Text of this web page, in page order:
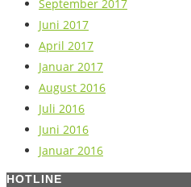
September 2017
Juni 2017
April 2017
Januar 2017
August 2016
Juli 2016
Juni 2016
Januar 2016
HOTLINE